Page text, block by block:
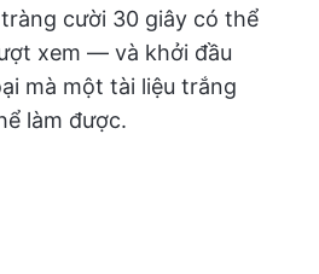
cười 30 giây có thể
xem — và khởi đầu
mà một tài liệu trắng
làm được.